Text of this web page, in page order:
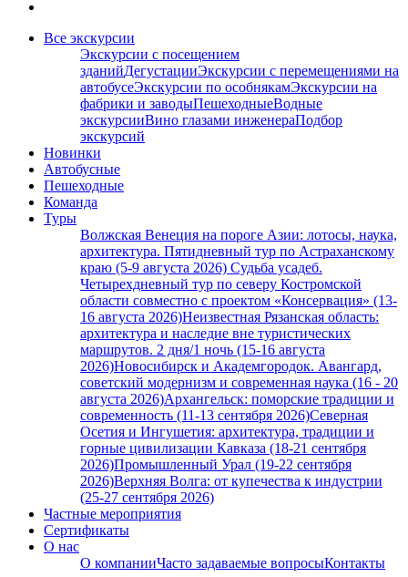
Все экскурсии
Экскурсии с посещением
зданийДегустацииЭкскурсии с перемещениями на
автобусеЭкскурсии по особнякамЭкскурсии на
фабрики и заводыПешеходныеВодные
экскурсииВино глазами инженераПодбор
экскурсий
Новинки
Автобусные
Пешеходные
Команда
Туры
Волжская Венеция на пороге Азии: лотосы, наука,
архитектура. Пятидневный тур по Астраханскому
краю (5-9 августа 2026) Судьба усадеб.
Четырехдневный тур по северу Костромской
области совместно с проектом «Консервация» (13-
16 августа 2026)Неизвестная Рязанская область:
архитектура и наследие вне туристических
маршрутов. 2 дня/1 ночь (15-16 августа
2026)Новосибирск и Академгородок. Авангард,
советский модернизм и современная наука (16 - 20
августа 2026)Архангельск: поморские традиции и
современность (11-13 сентября 2026)Северная
Осетия и Ингушетия: архитектура, традиции и
горные цивилизации Кавказа (18-21 сентября
2026)Промышленный Урал (19-22 сентября
2026)Верхняя Волга: от купечества к индустрии
(25-27 сентября 2026)
Частные мероприятия
Сертификаты
О нас
О компанииЧасто задаваемые вопросыКонтакты